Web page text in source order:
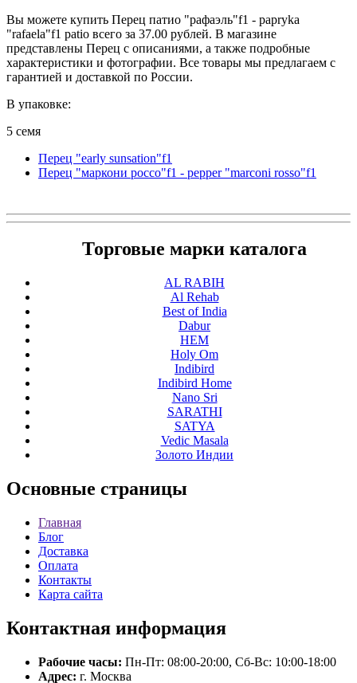
Вы можете купить Перец патио "рафаэль"f1 - papryka
"rafaela"f1 patio всего за 37.00 рублей. В магазине
представлены Перец с описаниями, а также подробные
характеристики и фотографии. Все товары мы предлагаем с
гарантией и доставкой по России.
В упаковке:
5 семя
Перец "early sunsation"f1
Перец "маркони россо"f1 - pepper "marconi rosso"f1
Торговые марки каталога
AL RABIH
Al Rehab
Best of India
Dabur
HEM
Holy Om
Indibird
Indibird Home
Nano Sri
SARATHI
SATYA
Vedic Masala
Золото Индии
Основные страницы
Главная
Блог
Доставка
Оплата
Контакты
Карта сайта
Контактная информация
Рабочие часы: Пн-Пт: 08:00-20:00, Сб-Вс: 10:00-18:00
Адрес: г. Москва